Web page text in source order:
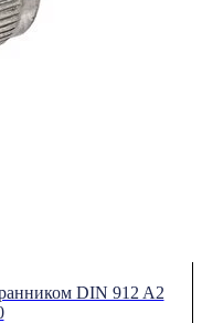
DIN 912 A2